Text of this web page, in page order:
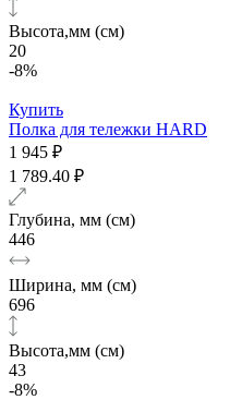
Высота,мм (см)
20
-8%
Купить
Полка для тележки HARD
1 945 ₽
1 789.40 ₽
Глубина, мм (см)
446
Ширина, мм (см)
696
Высота,мм (см)
43
-8%